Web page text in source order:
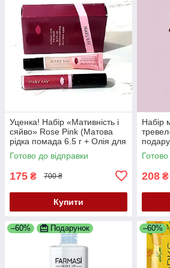
Уценка! Набір «Мативність і
сяйво» Rose Pink (Матова
рідка помада 6.5 г + Олія для
губ 9.5 г)Mary Kay
Готово до відправки
175 ₴ 700 ₴
Купити
Набір
кожна
208 ₴
–60% Подарунок –60%